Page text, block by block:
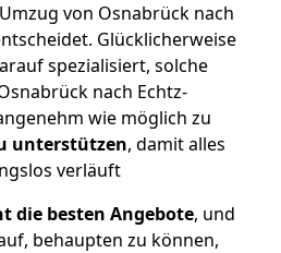
von Osnabrück nach
Glücklicherweise
spezialisiert, solche
nach Echtz-
wie möglich zu
unterstützen, damit alles
verläuft
die besten Angebote, und
behaupten zu können,